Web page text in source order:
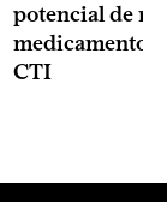
potencial de
medicamentos
CTI